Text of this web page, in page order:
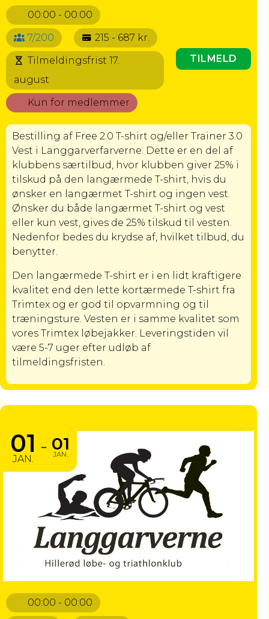
00:00 - 00:00
7/200
215 - 687 kr.
Tilmeldingsfrist 17.
august
Kun for medlemmer
TILMELD
Bestilling af Free 2.0 T-shirt og/eller Trainer 3.0
Vest i Langgarverfarverne. Dette er en del af
klubbens særtilbud, hvor klubben giver 25% i
tilskud på den langærmede T-shirt, hvis du
ønsker en langærmet T-shirt og ingen vest.
Ønsker du både langærmet T-shirt og vest
eller kun vest, gives de 25% tilskud til vesten.
Nedenfor bedes du krydse af, hvilket tilbud, du
benytter.
Den langærmede T-shirt er i en lidt kraftigere
kvalitet end den lette kortærmede T-shirt fra
Trimtex og er god til opvarmning og til
træningsture. Vesten er i samme kvalitet som
vores Trimtex løbejakker. Leveringstiden vil
være 5-7 uger efter udløb af
tilmeldingsfristen.
01
JAN.
- 01
JAN.
00:00 - 00:00